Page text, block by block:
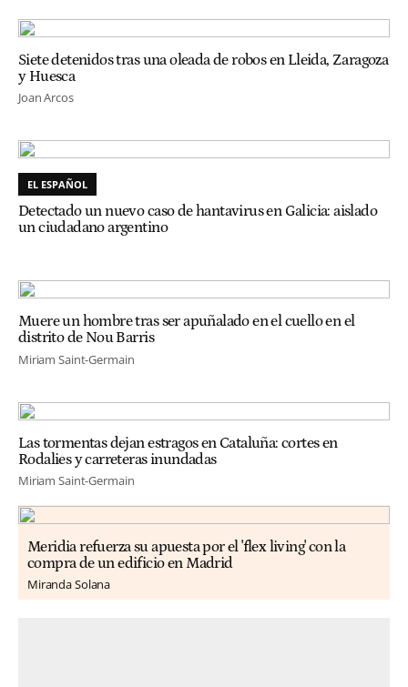
Siete detenidos tras una oleada de robos en Lleida, Zaragoza
y Huesca
Joan Arcos
EL ESPAÑOL
Detectado un nuevo caso de hantavirus en Galicia: aislado
un ciudadano argentino
Muere un hombre tras ser apuñalado en el cuello en el
distrito de Nou Barris
Miriam Saint-Germain
Las tormentas dejan estragos en Cataluña: cortes en
Rodalies y carreteras inundadas
Miriam Saint-Germain
Meridia refuerza su apuesta por el 'flex living' con la
compra de un edificio en Madrid
Miranda Solana